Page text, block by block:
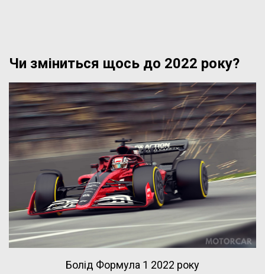
Чи зміниться щось до 2022 року?
Болід Формула 1 2022 року